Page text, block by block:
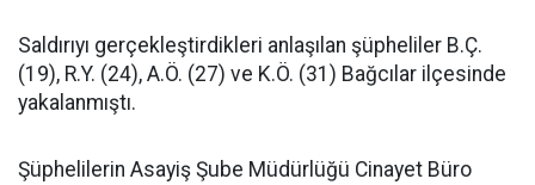
Saldırıyı gerçekleştirdikleri anlaşılan şüpheliler B.Ç.
(19), R.Y. (24), A.Ö. (27) ve K.Ö. (31) Bağcılar ilçesinde
yakalanmıştı.
Şüphelilerin Asayiş Şube Müdürlüğü Cinayet Büro